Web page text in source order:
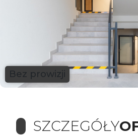
Bez prowizji
SZCZEGÓŁY